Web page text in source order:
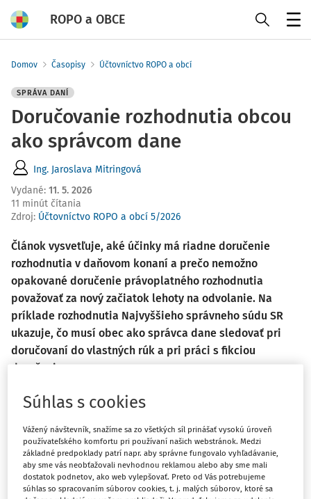
ROPO a OBCE
Domov Časopisy Účtovníctvo ROPO a obcí
SPRÁVA DANÍ
Doručovanie rozhodnutia obcou
ako správcom dane
Ing. Jaroslava Mitringová
Vydané: 11. 5. 2026
11 minút čítania
Zdroj: Účtovníctvo ROPO a obcí 5/2026
Článok vysvetľuje, aké účinky má riadne doručenie
rozhodnutia v daňovom konaní a prečo nemožno
opakované doručenie právoplatného rozhodnutia
považovať za nový začiatok lehoty na odvolanie. Na
príklade rozhodnutia Najvyššieho správneho súdu SR
ukazuje, čo musí obec ako správca dane sledovať pri
doručovaní do vlastných rúk a pri práci s fikciou
doručenia.
Význam riadneho doručenia
Doručovanie správcom dane (aj obcou) v daňovom konaní
je upravené v§ 30 až § 35 zákona č. 563/2009 Z.z.o správe
daní (daňový poriadok) a o zmene a doplnení niektorých
zákonov v znení neskorších predpisov (ďalej len „daňový
Súhlas s cookies
Vážený návštevník, snažíme sa zo všetkých síl prinášať vysokú úroveň
používateľského komfortu pri používaní našich webstránok. Medzi
základné predpoklady patrí napr. aby správne fungovalo vyhľadávanie,
aby sme vás neobťažovali nevhodnou reklamou alebo aby sme mali
dostatok podnetov, ako web vylepšovať. Preto od Vás potrebujeme
súhlas so spracovaním súborov cookies, t. j. malých súborov, ktoré sa